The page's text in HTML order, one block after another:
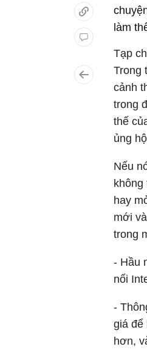
làm
Tạp
Trong
cảnh
trong
thế
ủng
Nếu
hay
mới
trong
- Hầu
nối
-
giá để
hơn,